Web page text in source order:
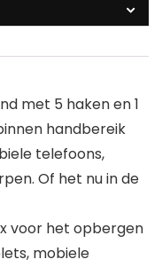
met 5 haken en 1
handbereik
telefoons,
Of het nu in de
voor het opbergen
mobiele